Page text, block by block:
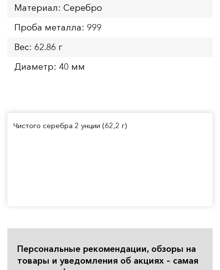
Материал: Серебро
Проба металла: 999
Вес: 62.86 г
Диаметр: 40 мм
Чистого серебра 2 унции (62,2 г)
Персональные рекомендации, обзоры на
товары и уведомления об акциях – самая